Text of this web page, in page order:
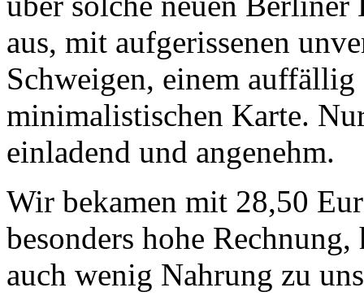
aus, mit aufgerissenen
Schweigen, einem auffällig
minimalistischen Karte.
einladend und angenehm.
Wir bekamen mit 28,50
besonders hohe
auch wenig Nahrung zu